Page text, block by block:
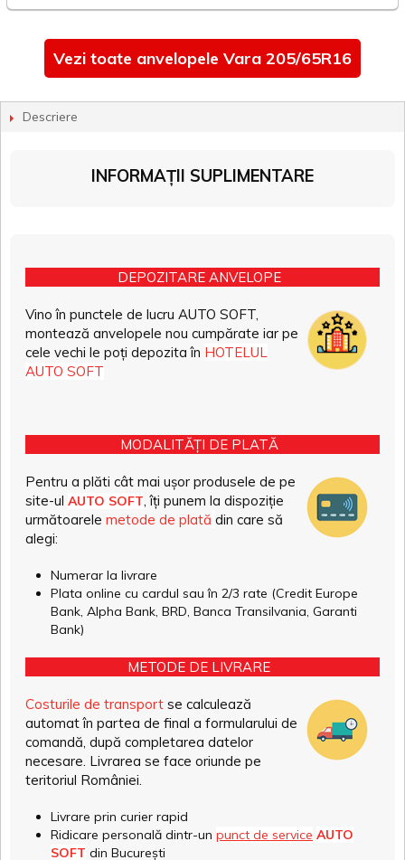
Vezi toate anvelopele Vara 205/65R16
Descriere
INFORMAȚII SUPLIMENTARE
DEPOZITARE ANVELOPE
Vino în punctele de lucru AUTO SOFT,
montează anvelopele nou cumpărate iar pe
cele vechi le poți depozita în HOTELUL
AUTO SOFT
MODALITĂȚI DE PLATĂ
Pentru a plăti cât mai ușor produsele de pe
site-ul AUTO SOFT, îți punem la dispoziție
următoarele metode de plată din care să
alegi:
Numerar la livrare
Plata online cu cardul sau în 2/3 rate (Credit Europe
Bank, Alpha Bank, BRD, Banca Transilvania, Garanti
Bank)
METODE DE LIVRARE
Costurile de transport se calculează
automat în partea de final a formularului de
comandă, după completarea datelor
necesare. Livrarea se face oriunde pe
teritoriul României.
Livrare prin curier rapid
Ridicare personală dintr-un punct de service AUTO
SOFT din București